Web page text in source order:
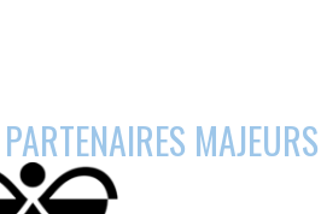
PARTENAIRES MAJEURS